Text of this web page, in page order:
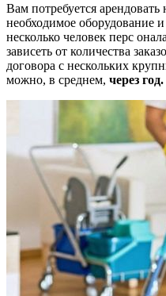
Вам потребуется
необходимое оборудование
несколько человек перс
зависеть от количества
договора с нескольких
можно, в среднем, через год.